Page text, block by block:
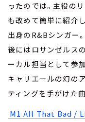
ったのでは。主役の
も改めて簡単に紹介
出身のR&Bシンガー
後にはロサンゼルス
ーカル担当として参
キャリエールの幻の
ティングを手がけた
M1 All That Bad /